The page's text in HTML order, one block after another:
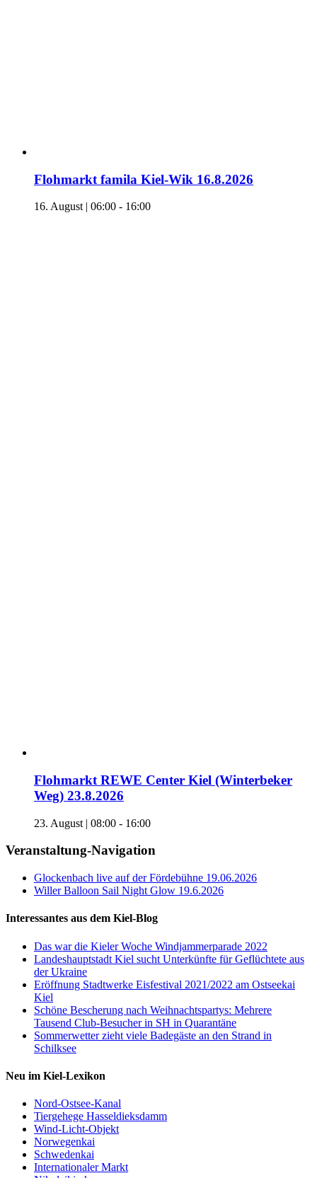
Flohmarkt famila Kiel-Wik 16.8.2026
16. August | 06:00 - 16:00
Flohmarkt REWE Center Kiel (Winterbeker
Weg) 23.8.2026
23. August | 08:00 - 16:00
Veranstaltung-Navigation
Glockenbach live auf der Fördebühne 19.06.2026
Willer Balloon Sail Night Glow 19.6.2026
Interessantes aus dem Kiel-Blog
Das war die Kieler Woche Windjammerparade 2022
Landeshauptstadt Kiel sucht Unterkünfte für Geflüchtete aus
der Ukraine
Eröffnung Stadtwerke Eisfestival 2021/2022 am Ostseekai
Kiel
Schöne Bescherung nach Weihnachtspartys: Mehrere
Tausend Club-Besucher in SH in Quarantäne
Sommerwetter zieht viele Badegäste an den Strand in
Schilksee
Neu im Kiel-Lexikon
Nord-Ostsee-Kanal
Tiergehege Hasseldieksdamm
Wind-Licht-Objekt
Norwegenkai
Schwedenkai
Internationaler Markt